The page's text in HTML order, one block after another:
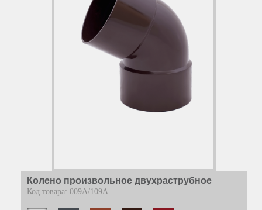
Колено произвольное двухраструбное
Код товара: 009А/109А